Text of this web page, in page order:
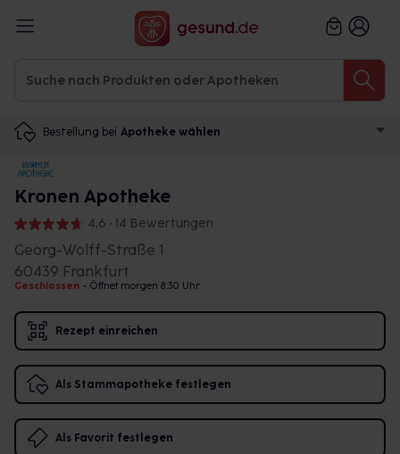
Bestellung bei Apotheke wählen
Kronen Apotheke
4,6 • 14 Bewertungen
Georg-Wolff-Straße 1
60439 Frankfurt
Geschlossen • Öffnet morgen 8:30 Uhr
Rezept einreichen
Als Stammapotheke festlegen
Als Favorit festlegen